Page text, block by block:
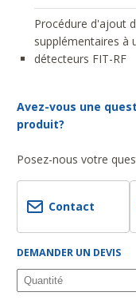
Procédure d'ajout
supplémentaires à
détecteurs FIT-RF
Avez-vous une
produit?
Posez-nous votre
Contact
DEMANDER UN DEVIS